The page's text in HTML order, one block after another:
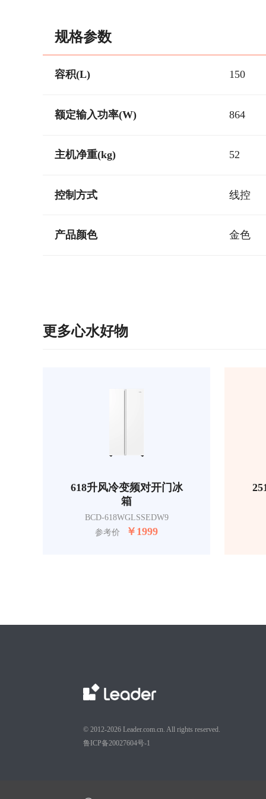
规格参数
容积(L) 150
额定输入功率(W) 864
主机净重(kg) 52
控制方式 线控
产品颜色 金色
更多心水好物
618升风冷变频对开门冰
箱
BCD-618WGLSSEDW9
参考价
￥ 1999
© 2012-2026 Leader.com.cn. All rights reserved.
鲁ICP备20027604号-1